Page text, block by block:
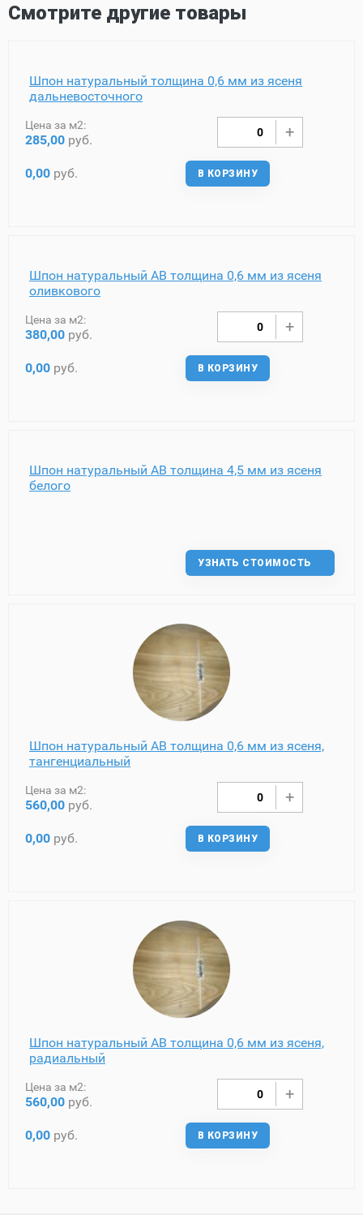
Смотрите другие товары
Шпон натуральный толщина 0,6 мм из ясеня
дальневосточного
Цена за м2:
285,00 руб.
0,00 руб. В КОРЗИНУ
Шпон натуральный AB толщина 0,6 мм из ясеня
оливкового
Цена за м2:
380,00 руб.
0,00 руб. В КОРЗИНУ
Шпон натуральный AB толщина 4,5 мм из ясеня
белого
УЗНАТЬ СТОИМОСТЬ
Шпон натуральный AB толщина 0,6 мм из ясеня,
тангенциальный
Цена за м2:
560,00 руб.
0,00 руб. В КОРЗИНУ
Шпон натуральный AB толщина 0,6 мм из ясеня,
радиальный
Цена за м2:
560,00 руб.
0,00 руб. В КОРЗИНУ